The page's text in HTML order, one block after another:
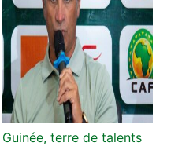
Guinée, terre de talents